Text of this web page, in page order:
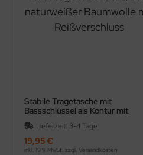
Stabile Tragetasche mit
Bassschlüssel als Kontur mit
Flügeln bestickt, aus naturweißer
Baumwolle mit Reißverschluss
Lieferzeit: 3-4 Tage
19,95 €
inkl. 19 % MwSt. zzgl. Versandkosten